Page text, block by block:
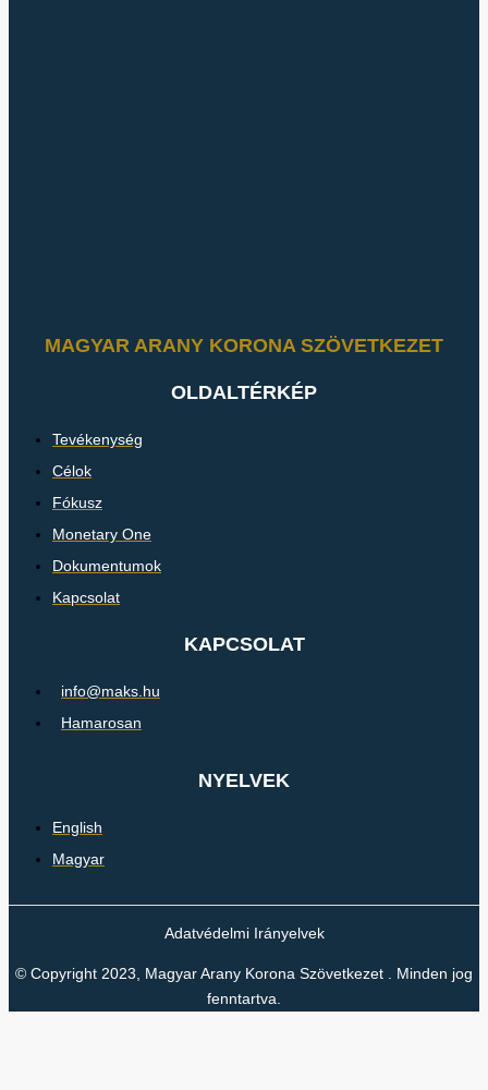
MAGYAR ARANY KORONA SZÖVETKEZET
OLDALTÉRKÉP
Tevékenység
Célok
Fókusz
Monetary One
Dokumentumok
Kapcsolat
KAPCSOLAT
info@maks.hu
Hamarosan
NYELVEK
English
Magyar
Adatvédelmi Irányelvek
© Copyright 2023, Magyar Arany Korona Szövetkezet . Minden jog
fenntartva.